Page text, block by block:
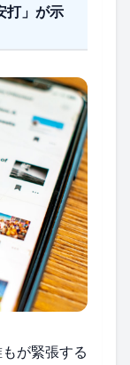
打」が示
が緊張する